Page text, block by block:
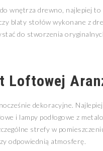
wnętrza drewno, najlepiej to
blaty stołów wykonane z
do stworzenia
Loftowej
dekoracyjne.
i lampy podłogowe z
strefy w
odpowiednią atmosferę.